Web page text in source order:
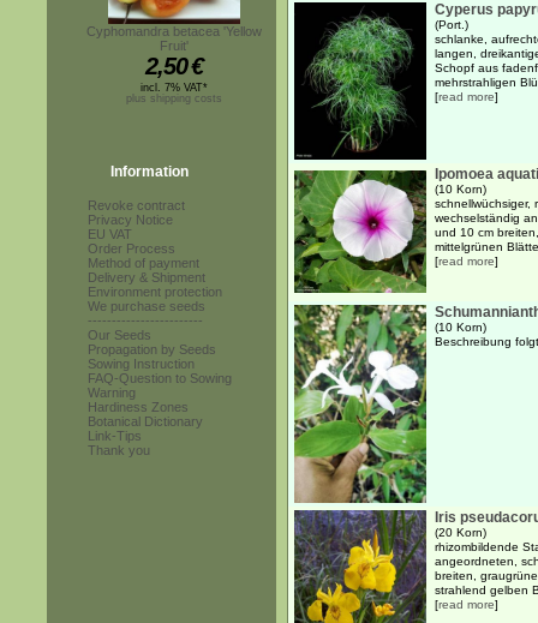
Cyphomandra betacea 'Yellow
Fruit'
2,50€
incl. 7% VAT*
plus shipping costs
Information
Revoke contract
Privacy Notice
EU VAT
Order Process
Method of payment
Delivery & Shipment
Environment protection
We purchase seeds
------------------------
Our Seeds
Propagation by Seeds
Sowing Instruction
FAQ-Question to Sowing
Warning
Hardiness Zones
Botanical Dictionary
Link-Tips
Thank you
Cyperus
(Port.)
schlanke,
langen,
Schopf aus
mehrstrahligen
[read more]
Ipomoea
(10 Korn)
schnellwüchsiger,
wechselständig
und 10 cm
mittelgrünen
[read more]
(10 Korn)
Beschreibung
Iris
(20 Korn)
rhizombildende
angeordneten,
breiten,
strahlend gelben
[read more]